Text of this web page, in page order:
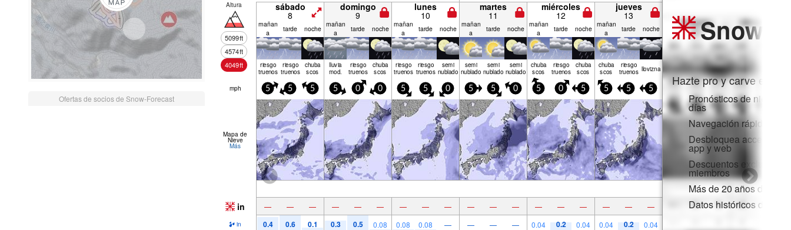
Ofertas de socios de Snow-Forecast
Altura
5099ft
4574ft
4049ft
sábado
8
domingo
9
lunes
10
martes
11
miércoles
12
jueves
13
mañan
a
tarde noche mañan
a
tarde noche mañan
a
tarde noche mañan
a
tarde noche mañan
a
tarde noche mañan
a
tarde noche
riesgo
truenos
riesgo
truenos
chuba
scos
lluvia
mod.
riesgo
truenos
chuba
scos
riesgo
truenos
riesgo
truenos
semi
nublado
semi
nublado
semi
nublado
semi
nublado
chuba
scos
riesgo
truenos
chuba
scos
chuba
scos
riesgo
truenos llov­izna
mph 5 5 5 5 0 0 5 5 0 5 5 0 5 0 5 5 5 5
Mapa de
Nieve
Más
in — — — — — — — — — — — — — — — — — —
in 0.4 0.6 0.1 0.3 0.5 0.08 0.08 0.08 — — — — 0.04 0.2 0.04 0.04 0.2 0.04
Snow
Hazte pro y carve en:
Pronósticos de nieve
días
Navegación rápida sin
Desbloquea acceso
app y web
Descuentos exclusivos
miembros
Más de 20 años de
Datos históricos de